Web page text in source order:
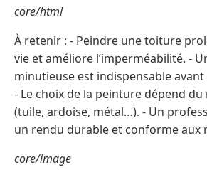
core/html
À retenir : - Peindre une toiture
vie et améliore l’imperméabilité. -
minutieuse est indispensable
- Le choix de la peinture dépend
(tuile, ardoise, métal…). - Un
un rendu durable et conforme aux
core/image